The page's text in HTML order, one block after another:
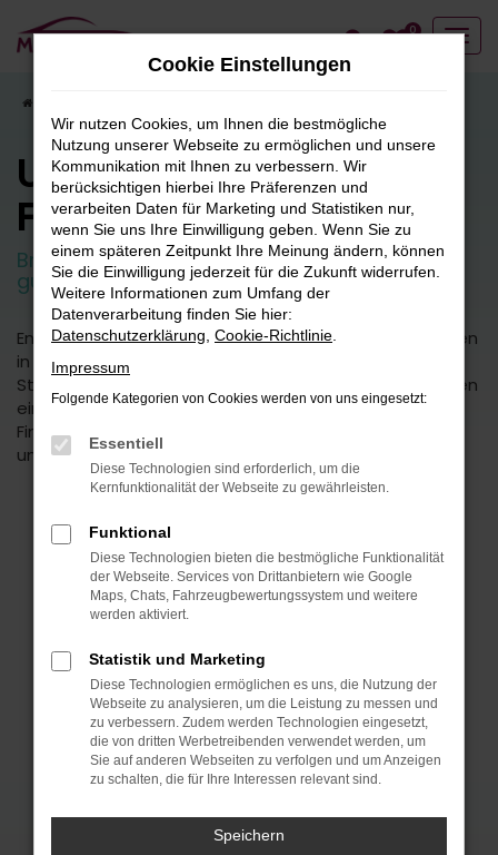
Zum
Hauptinhalt
0
Unser
Fahrzeugbestand
Breite Auswahl an attraktiven Neuwagen und
guten Gebrauchtfahrzeugen.
Entdecken Sie unsere vielfältige Auswahl an Fahrzeugen
in unserem umfangreichen Fuhrpark. Von kleinen
Stadtautos bis hin zu geräumigen SUVs bieten wir Ihnen
eine breite Palette an Fahrzeugmodellen und -typen.
Finden Sie das perfekte Fahrzeug für Ihre Bedürfnisse
und Vorlieben.
Fehler: Network Error
Beim Laden ist ein Fehler aufgetreten.
Hier sind ein paar Tipps, die dir helfen können:
Überprüfe deine Firewall und deine
Internetverbindung.
Laden andere Webseiten, zum Beispiel deine
Suchmaschine?
Prüfe deine Browsererweiterungen.
können das Laden bestimmter Seiten
verhindern. Funktioniert die Seite in einem
Cookie Einstellungen
Wir nutzen Cookies, um Ihnen die bestmögliche
Nutzung unserer Webseite zu ermöglichen und unsere
Kommunikation mit Ihnen zu verbessern. Wir
berücksichtigen hierbei Ihre Präferenzen und
verarbeiten Daten für Marketing und Statistiken nur,
wenn Sie uns Ihre Einwilligung geben. Wenn Sie zu
einem späteren Zeitpunkt Ihre Meinung ändern, können
Sie die Einwilligung jederzeit für die Zukunft widerrufen.
Weitere Informationen zum Umfang der
Datenverarbeitung finden Sie hier:
Datenschutzerklärung Cookie-Richtlinie
Impressum
Folgende Kategorien von Cookies werden von uns eingesetzt:
Essentiell
Diese Technologien sind erforderlich, um die
Kernfunktionalität der Webseite zu gewährleisten.
Funktional
Diese Technologien bieten die bestmögliche Funktionalität
der Webseite. Services von Drittanbietern wie Google
Maps, Chats, Fahrzeugbewertungssystem und weitere
werden aktiviert.
Statistik und Marketing
Diese Technologien ermöglichen es uns, die Nutzung der
Webseite zu analysieren, um die Leistung zu messen und
zu verbessern. Zudem werden Technologien eingesetzt,
die von dritten Werbetreibenden verwendet werden, um
Sie auf anderen Webseiten zu verfolgen und um Anzeigen
zu schalten, die für Ihre Interessen relevant sind.
Speichern